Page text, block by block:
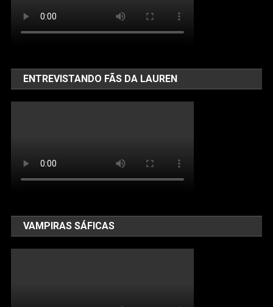
ENTREVISTANDO FÃS DA LAUREN
VAMPIRAS SÁFICAS